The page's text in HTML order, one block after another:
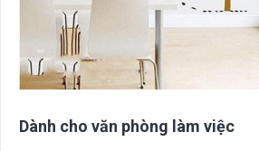
Dành cho văn phòng làm việc